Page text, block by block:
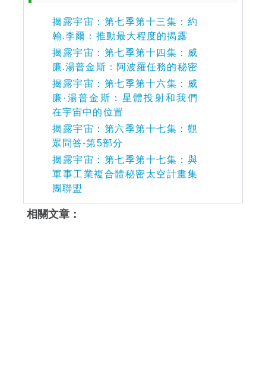
揭露宇宙：第七季第十三集：約
翰.李爾：推動最大程度的揭露
揭露宇宙：第七季第十四集：威
廉.湯普金斯：阿波羅任務的秘密
揭露宇宙：第七季第十六集：威
廉·湯普金斯：星體投射和我們
在宇宙中的位置
揭露宇宙：第六季第十七集：觀
眾問答-第5部分
揭露宇宙：第七季第十七集：與
軍事工業複合體秘密太空計畫集
團聯盟
相關文章：